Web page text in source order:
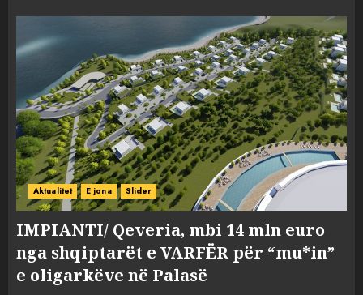
Aktualitet E jona Slider
IMPIANTI/ Qeveria, mbi 14 mln euro
nga shqiptarët e VARFËR për “mu*in”
e oligarkëve në Palasë